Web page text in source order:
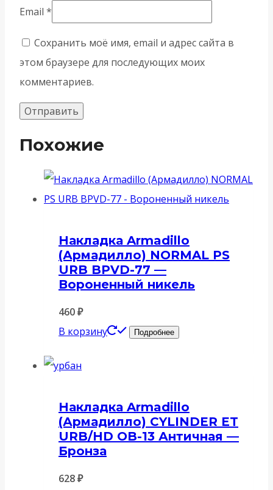
Email *
Сохранить моё имя, email и адрес сайта в
этом браузере для последующих моих
комментариев.
Похожие
Накладка Armadillo
(Армадилло) NORMAL PS
URB BPVD-77 —
Вороненный никель
460₽
В корзину
Подробнее
Накладка Armadillo
(Армадилло) CYLINDER ET
URB/HD OB-13 Античная —
Бронза
628₽